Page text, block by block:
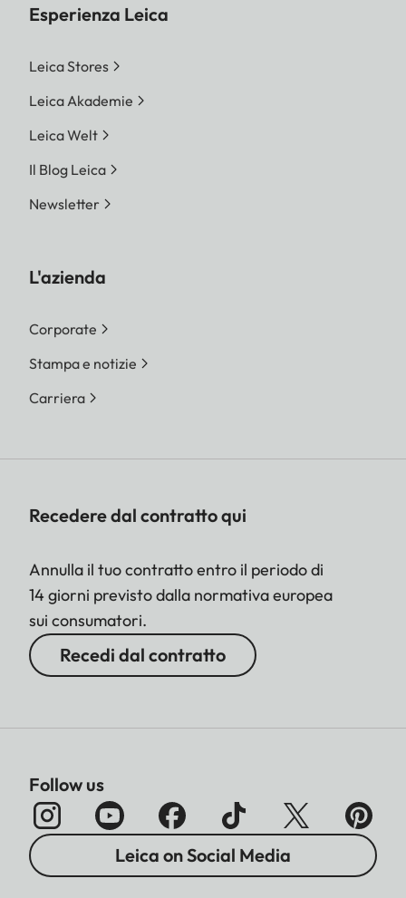
Esperienza Leica
Leica Stores
Leica Akademie
Leica Welt
Il Blog Leica
Newsletter
L'azienda
Corporate
Stampa e notizie
Carriera
Recedere dal contratto qui
Annulla il tuo contratto entro il periodo di
14 giorni previsto dalla normativa europea
sui consumatori.
Recedi dal contratto
Follow us
Leica on Social Media